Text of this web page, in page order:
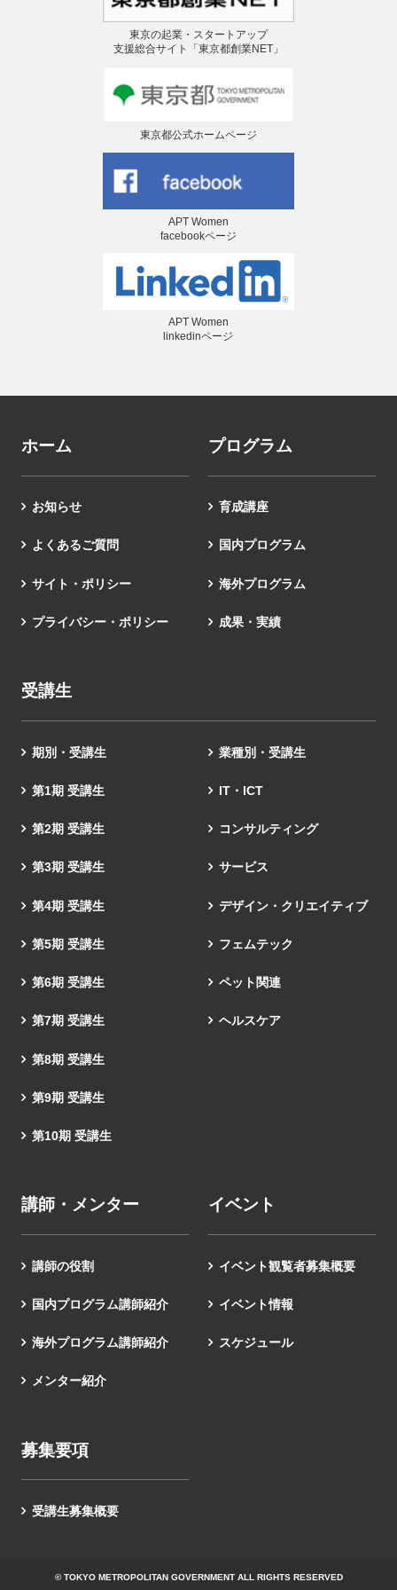
東京の起業・スタートアップ
支援総合サイト「東京都創業NET」
東京都公式ホームページ
APT Women
facebookページ
APT Women
linkedinページ
ホーム
お知らせ
よくあるご質問
サイト・ポリシー
プライバシー・ポリシー
プログラム
育成講座
国内プログラム
海外プログラム
成果・実績
受講生
期別・受講生
第1期 受講生
第2期 受講生
第3期 受講生
第4期 受講生
第5期 受講生
第6期 受講生
第7期 受講生
第8期 受講生
第9期 受講生
第10期 受講生
業種別・受講生
IT・ICT
コンサルティング
サービス
デザイン・クリエイティブ
フェムテック
ペット関連
ヘルスケア
講師・メンター
講師の役割
国内プログラム講師紹介
海外プログラム講師紹介
メンター紹介
イベント
イベント観覧者募集概要
イベント情報
スケジュール
募集要項
受講生募集概要
© TOKYO METROPOLITAN GOVERNMENT ALL RIGHTS RESERVED